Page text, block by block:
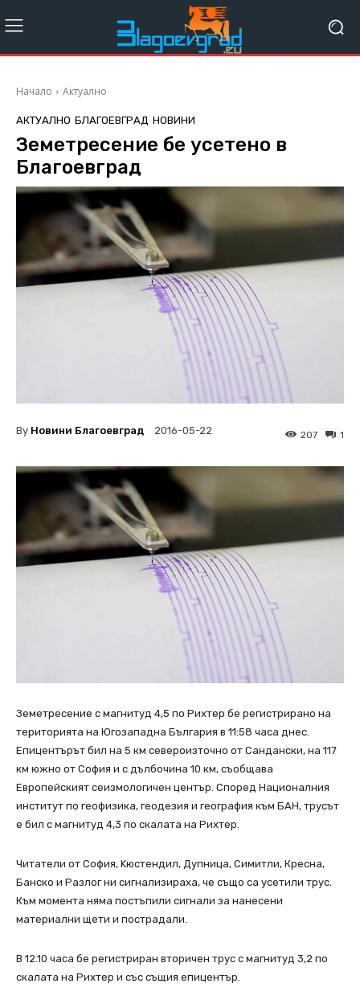
Начало Актуално
АКТУАЛНО БЛАГОЕВГРАД НОВИНИ
Земетресение бе усетено в
Благоевград
By Новини Благоевград 2016-05-22 1
207
Земетресение с магнитуд 4,5 по Рихтер бе регистрирано на
територията на Югозападна България в 11:58 часа днес.
Епицентърът бил на 5 км североизточно от Сандански, на 117
км южно от София и с дълбочина 10 км, съобщава
Европейският сеизмологичен център. Според Националния
институт по геофизика, геодезия и география към БАН, трусът
е бил с магнитуд 4,3 по скалата на Рихтер.
Читатели от София, Kюстендил, Дупница, Симитли, Кресна,
Банско и Разлог ни сигнализираха, че също са усетили трус.
Към момента няма постъпили сигнали за нанесени
материални щети и пострадали.
В 12.10 часа бе регистриран вторичен трус с магнитуд 3,2 по
скалата на Рихтер и със същия епицентър.